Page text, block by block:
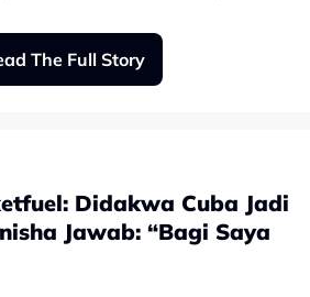
untuk bertanding, bukan Kilauan
GV, buat masa sekarang
pentas, yang dah lama
seni.
baru ini. Mungkin tak berapa
bertanding,” katanya ketika
The Full Story
Didakwa Cuba Jadi
Jawab: “Bagi Saya